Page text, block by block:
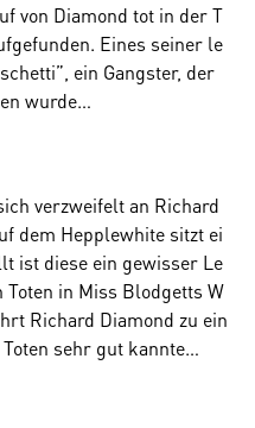
von Diamond tot in der T
Eines seiner le
ein Gangster, der
wurde…
verzweifelt an Richard
dem Hepplewhite sitzt ei
ist diese ein gewisser Le
Toten in Miss Blodgetts W
Richard Diamond zu ein
sehr gut kannte…